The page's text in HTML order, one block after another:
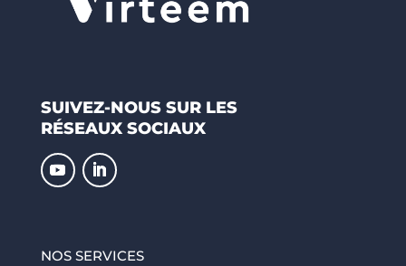
SUIVEZ-NOUS SUR LES
RÉSEAUX SOCIAUX
NOS SERVICES